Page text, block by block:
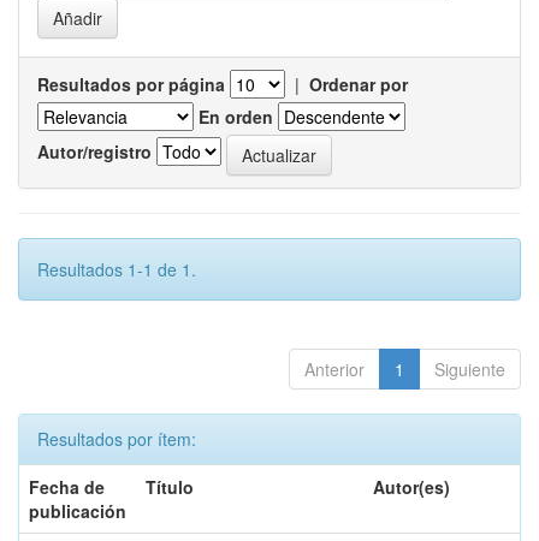
Resultados por página | Ordenar por
En orden
Autor/registro
Resultados 1-1 de 1.
Anterior 1 Siguiente
Resultados por ítem:
Fecha de
publicación
Título Autor(es)